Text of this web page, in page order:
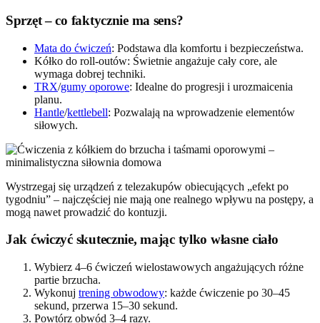
Sprzęt – co faktycznie ma sens?
Mata do ćwiczeń: Podstawa dla komfortu i bezpieczeństwa.
Kółko do roll-outów: Świetnie angażuje cały core, ale
wymaga dobrej techniki.
TRX/gumy oporowe: Idealne do progresji i urozmaicenia
planu.
Hantle/kettlebell: Pozwalają na wprowadzenie elementów
siłowych.
Wystrzegaj się urządzeń z telezakupów obiecujących „efekt po
tygodniu” – najczęściej nie mają one realnego wpływu na postępy, a
mogą nawet prowadzić do kontuzji.
Jak ćwiczyć skutecznie, mając tylko własne ciało
Wybierz 4–6 ćwiczeń wielostawowych angażujących różne
partie brzucha.
Wykonuj trening obwodowy: każde ćwiczenie po 30–45
sekund, przerwa 15–30 sekund.
Powtórz obwód 3–4 razy.